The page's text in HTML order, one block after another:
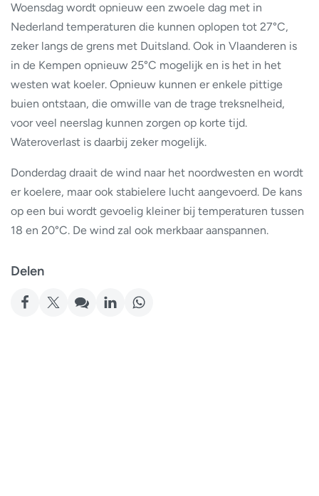
Woensdag wordt opnieuw een zwoele dag met in
Nederland temperaturen die kunnen oplopen tot 27°C,
zeker langs de grens met Duitsland. Ook in Vlaanderen is
in de Kempen opnieuw 25°C mogelijk en is het in het
westen wat koeler. Opnieuw kunnen er enkele pittige
buien ontstaan, die omwille van de trage treksnelheid,
voor veel neerslag kunnen zorgen op korte tijd.
Wateroverlast is daarbij zeker mogelijk.
Donderdag draait de wind naar het noordwesten en wordt
er koelere, maar ook stabielere lucht aangevoerd. De kans
op een bui wordt gevoelig kleiner bij temperaturen tussen
18 en 20°C. De wind zal ook merkbaar aanspannen.
Delen